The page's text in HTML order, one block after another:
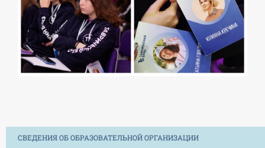
СВЕДЕНИЯ ОБ ОБРАЗОВАТЕЛЬНОЙ ОРГАНИЗАЦИИ